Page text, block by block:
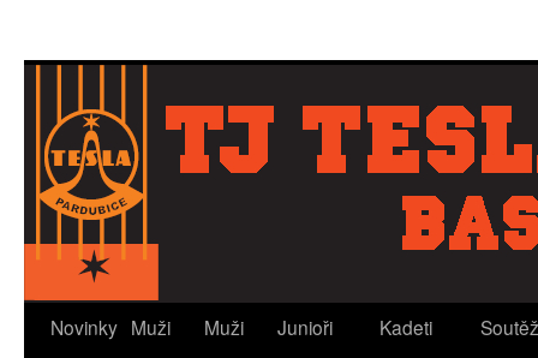
Novinky Muži
Muži
Junioři
Kadeti